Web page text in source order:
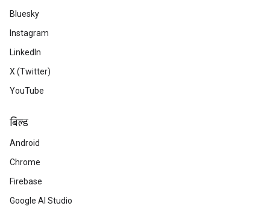
Bluesky
Instagram
LinkedIn
X (Twitter)
YouTube
बिल्ड
Android
Chrome
Firebase
Google AI Studio